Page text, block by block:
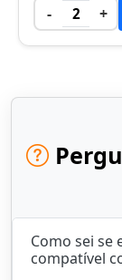
- 2 +
Como sei se
compatível